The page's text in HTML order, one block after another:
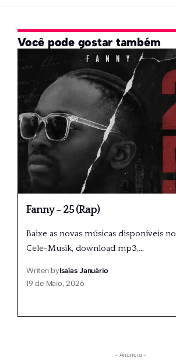
Você pode gostar também
Fanny – 25 (Rap)
Baixe as novas músicas disponíveis no
Cele-Musik, download mp3,…
Writen byIsaías Januário
19 de Maio, 2026
- Anúncio -